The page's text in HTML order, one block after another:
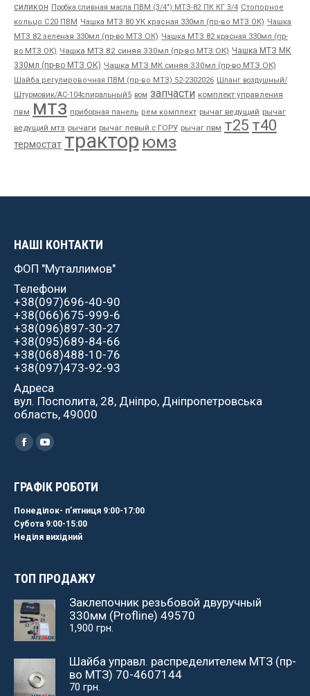
силикон Пробка сливная масла ПВМ (3/4") МТЗ-82 ПК КГ 3/4 Стопорное
кольцо С20 ПВМ Чашка МТЗ 80 УК красная 330мл (пр-во МТЗ ОК) Чашка
МТЗ 82 зеленая 330мл (пр-во МТЗ ОК) Чашка МТЗ 82 красная 330мл (пр-
во МТЗ ОК) Чашка МТЗ 82 синяя 330мл (пр-во МТЗ ОК) Чашка МТЗ МК
330мл (пр-во МТЗ ОК) Чашка МТЗ МК синяя 330мл (пр-во МТЗ ОК)
Шайба регулировочная ПВМ (пр-во МТЗ) 52-2302026 Шланг воздушный/
Штурмовик/АС-104спиральный5 вом запчасти комплект управления
пвм мтз приборная панель рем комплект рычаг ведущий рычаг
ведущий мтз рычаги рычаг левый с ГОРУ рычаг пвм т25 т40
термостат трактор юмз
НАШІ КОНТАКТИ
ФОП "Муталлимов"
Телефони
+38(097)696-40-90
+38(066)675-999-6
+38(096)897-30-27
+38(095)689-84-66
+38(068)488-10-76
+38(097)473-92-93
Адреса
вул. Посполита, 28, Дніпро, Дніпропетровська
область, 49000
Найдите нас:
Facebook
YouTube
ГРАФІК РОБОТИ
Понеділок- пʼятниця 9:00-17:00
Субота 9:00-15:00
Неділя вихідний
ТОП ПРОДАЖУ
Заклепочник резьбовой двуручный
330мм (Profline) 49570
1,900 грн.
Шайба управл. распределителем МТЗ (пр-
во МТЗ) 70-4607144
70 грн.